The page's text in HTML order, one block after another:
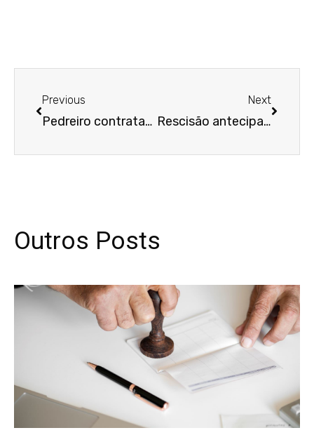
Previous
Pedreiro contratado por obra certa e dispensado sem motivo justo receberá 50% do preço do serviço que não chegou a concluir
Next
Rescisão antecipada de contrato temporário não dá a auxiliar direito a indenização
Outros Posts